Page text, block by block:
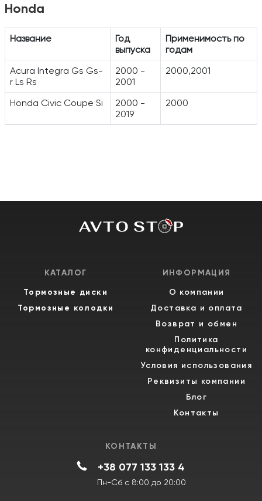
Honda
Название
Год
выпуска
Применимость по
годам
Acura Integra Gs Gs-
r Ls Rs
2000 -
2001
2000,2001
Honda Civic Coupe Si
2000 -
2019
2000
КАТАЛОГ
Тормозные диски
Тормозные колодки
ИНФОРМАЦИЯ
О компании
Доставка и оплата
Возврат и обмен
Политика
конфиденциальности
Условия использования
Реквизиты компании
Блог
Контакты
КОНТАКТЫ
+38 077 133 133 4
Пн-Сб с 8:00 до 20:00